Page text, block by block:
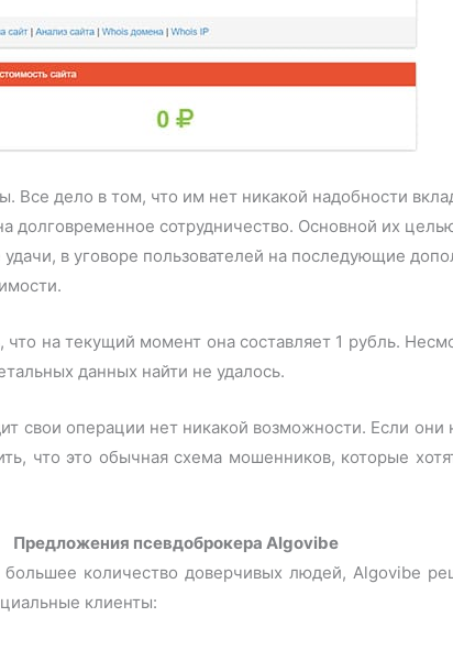
Все дело в том, что им нет никакой надобности
долговременное сотрудничество. Основной их
в уговоре пользователей на последующие
на текущий момент она составляет 1 рубль.
данных найти не удалось.
свои операции нет никакой возможности. Если они
что это обычная схема мошенников, которые
Предложения псевдоброкера Algovibe
количество доверчивых людей, Algovibe
клиенты: